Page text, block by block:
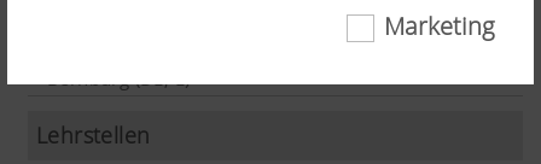
Gewisse Web-Technologien und Cookies tragen
zugänglich und userfreundlich darzustellen.
Sowohl wesentliche Grundfunktionalitäten, wie
die Navigation auf der Webseite, als auch die
Marketing
Bernburg (DE, E)
Lehrstellen